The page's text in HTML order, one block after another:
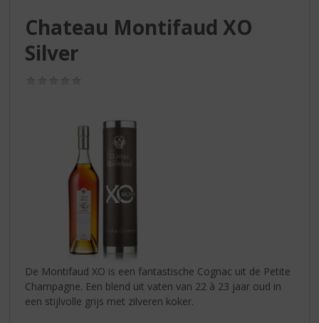
Chateau Montifaud XO
Silver
De Montifaud XO is een fantastische Cognac uit de Petite
Champagne. Een blend uit vaten van 22 à 23 jaar oud in
een stijlvolle grijs met zilveren koker.